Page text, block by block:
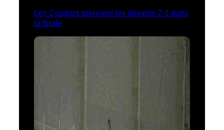
Les Cougars prennent les devants 2-1 dans
la finale